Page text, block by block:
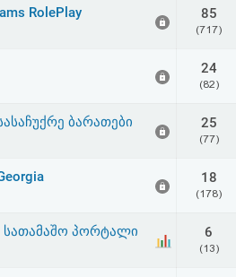
RolePlay 85
(717)
24
(82)
ბარათები 25
(77)
18
(178)
სათამაშო პორტალი 6
(13)